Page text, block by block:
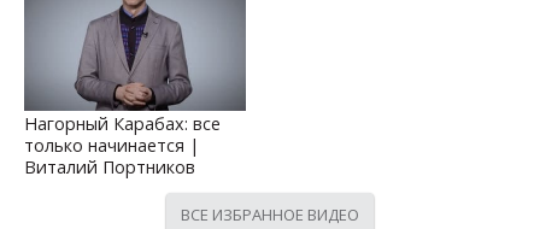
Нагорный Карабах: все
только начинается |
Виталий Портников
ВСЕ ИЗБРАННОЕ ВИДЕО